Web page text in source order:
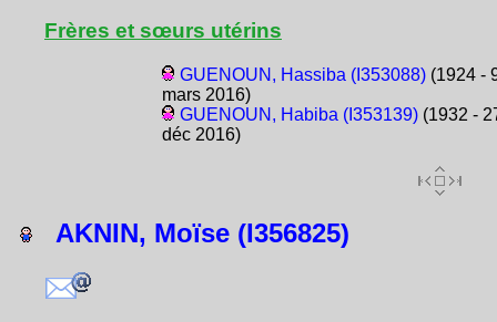
Frères et sœurs utérins
GUENOUN, Hassiba (I353088)(1924 -
mars 2016)
GUENOUN, Habiba (I353139)(1932 -
déc 2016)
AKNIN, Moïse (I356825)